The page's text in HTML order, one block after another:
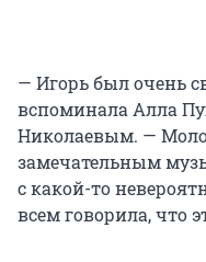
— Игорь был очень
вспоминала Алла
Николаевым. —
замечательным
с какой-то
всем говорила, что